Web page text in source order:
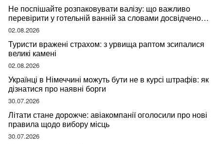
Не поспішайте розпаковувати валізу: що важливо
перевірити у готельній ванній за словами досвідченої
мандрівниці
02.08.2026
Туристи вражені страхом: з урвища раптом зсипалися
великі камені
02.08.2026
Українці в Німеччині можуть бути не в курсі штрафів: як
дізнатися про наявні борги
30.07.2026
Літати стане дорожче: авіакомпанії оголосили про нові
правила щодо вибору місць
30.07.2026